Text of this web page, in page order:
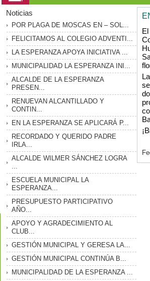
Noticias
POR PLAGA DE MOSCAS EN – SOL...
FELICITAMOS AL COLEGIO ADVENTI...
LA ESPERANZA APOYA INICIATIVA ...
MUNICIPALIDAD LA ESPERANZA INI...
ALCALDE DE LA ESPERANZA
PRESEN...
RENUEVAN ALCANTILLADO Y
CONTIN...
EN LA ESPERANZA SE APLICARÁ P...
RECORDADO Y QUERIDO PADRE
IRLA...
ALCALDE WILMER SÁNCHEZ LOGRA
ESCUELA MUNICIPAL LA
ESPERANZA...
PRESUPUESTO PARTICIPATIVO
AÑO...
APOYO Y AGRADECIMIENTO AL
CLUB...
GESTIÓN MUNICIPAL Y GERESA LA...
GESTIÓN MUNICIPAL CONTINÚA B...
MUNICIPALIDAD DE LA ESPERANZA ...